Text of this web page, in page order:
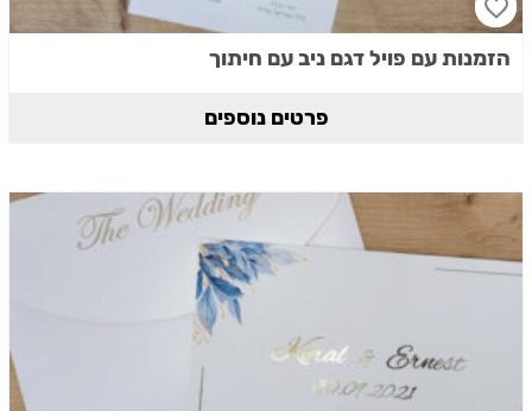
הזמנות עם פויל דגם ניב עם חיתוך
פרטים נוספים